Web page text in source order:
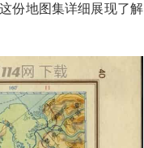
份地图集详细展现了解